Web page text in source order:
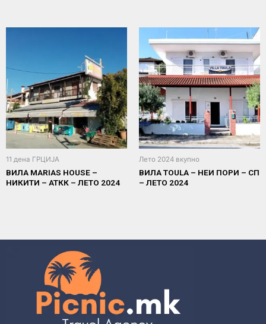
11 дена ГРЦИЈА
ВИЛА MARIAS HOUSE –
НИКИТИ – АТКК – ЛЕТО 2024
Лето 2024 вкупно
ВИЛА TOULA – НЕИ ПОРИ – СП
– ЛЕТО 2024